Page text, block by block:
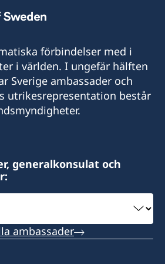
förbindelser med i
i världen. I ungefär hälften
Sverige ambassader och
utrikesrepresentation består
generalkonsulat och
ambassader